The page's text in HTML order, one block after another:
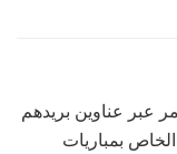
عبر عناوين بريدهم
بمباريات